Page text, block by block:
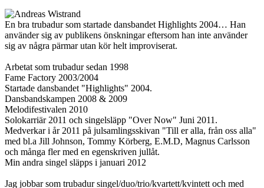
En bra trubadur som startade dansbandet Highlights 2004… Han
använder sig av publikens önskningar eftersom han inte använder
sig av några pärmar utan kör helt improviserat.
Arbetat som trubadur sedan 1998
Fame Factory 2003/2004
Startade dansbandet "Highlights" 2004.
Dansbandskampen 2008 & 2009
Melodifestivalen 2010
Solokarriär 2011 och singelsläpp "Over Now" Juni 2011.
Medverkar i år 2011 på julsamlingsskivan "Till er alla, från oss alla"
med bl.a Jill Johnson, Tommy Körberg, E.M.D, Magnus Carlsson
och många fler med en egenskriven jullåt.
Min andra singel släpps i januari 2012
Jag jobbar som trubadur singel/duo/trio/kvartett/kvintett och med